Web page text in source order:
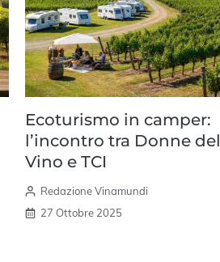
Ecoturismo in camper:
l’incontro tra Donne del
Vino e TCI
Redazione Vinamundi
27 Ottobre 2025